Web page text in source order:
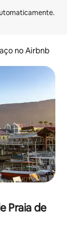
no Airbnb
Praia de